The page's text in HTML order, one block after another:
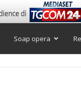
Soap opera